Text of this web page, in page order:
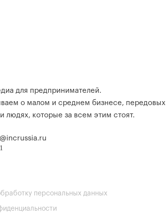
для предпринимателей.
о малом и среднем бизнесе, передовых
людях, которые за всем этим стоят.
персональных данных